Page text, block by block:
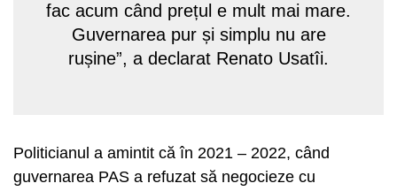
fac acum când prețul e mult mai mare.
Guvernarea pur și simplu nu are
rușine”, a declarat Renato Usatîi.
Politicianul a amintit că în 2021 – 2022, când
guvernarea PAS a refuzat să negocieze cu